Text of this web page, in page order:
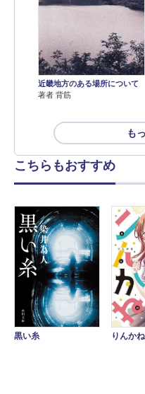
近畿地方のある場所について
著者 背筋
も
こちらもおすすめ
黒い糸 りんか